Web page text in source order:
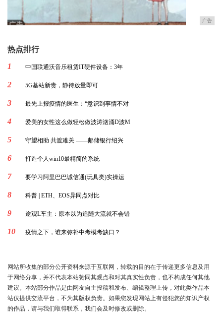
广告
热点排行
1
中国联通沃音乐租赁IT硬件设备：3年
2 5G基站新贵，静待放量即可
3 最先上报疫情的医生：“意识到事情不对
4 爱美的女性这么做轻松做波涛汹涌D波M
5 守望相助 共渡难关 ——邮储银行绍兴
6 打造个人win10最精简的系统
7 要学习阿里巴巴诚信通(玩具类)实操运
8 科普 | ETH、EOS异同点对比
9 途观L车主：原本以为追随大流就不会错
10 疫情之下，谁来弥补中考模考缺口？
网站所收集的部分公开资料来源于互联网，转载的目的在于传递更多信息及用
于网络分享，并不代表本站赞同其观点和对其真实性负责，也不构成任何其他
建议。本站部分作品是由网友自主投稿和发布、编辑整理上传，对此类作品本
站仅提供交流平台，不为其版权负责。如果您发现网站上有侵犯您的知识产权
的作品，请与我们取得联系，我们会及时修改或删除。